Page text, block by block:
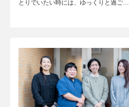
とりでいたい時には、ゆっくりと過ご…